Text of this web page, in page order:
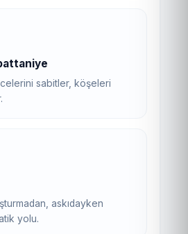
sabitler, köşeleri
askıdayken
yolu.